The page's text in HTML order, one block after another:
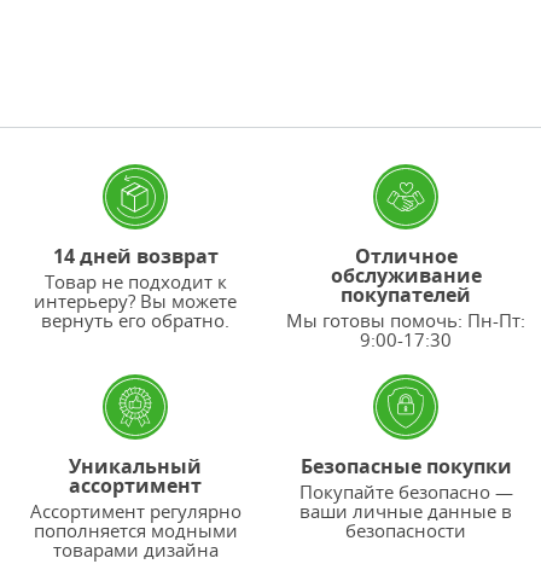
14 дней возврат
Товар не подходит к
интерьеру? Вы можете
вернуть его обратно.
Отличное
обслуживание
покупателей
Мы готовы помочь: Пн-Пт:
9:00-17:30
Уникальный
ассортимент
Ассортимент регулярно
пополняется модными
товарами дизайна
Безопасные покупки
Покупайте безопасно —
ваши личные данные в
безопасности